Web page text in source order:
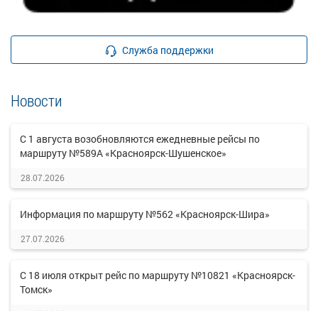
Служба поддержки
Новости
С 1 августа возобновляются ежедневные рейсы по
маршруту №589А «Красноярск-Шушенское»
28.07.2026
Информация по маршруту №562 «Красноярск-Шира»
27.07.2026
С 18 июля открыт рейс по маршруту №10821 «Красноярск-
Томск»